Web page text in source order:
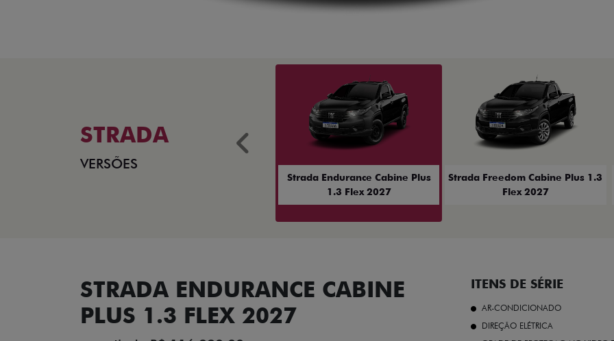
STRADA
VERSÕES
Strada Endurance Cabine Plus
1.3 Flex 2027
Strada Freedom Cabine Plus 1.3
Flex 2027
Anterior
STRADA ENDURANCE CABINE
PLUS 1.3 FLEX 2027
ITENS DE SÉRIE
AR-CONDICIONADO
DIREÇÃO ELÉTRICA